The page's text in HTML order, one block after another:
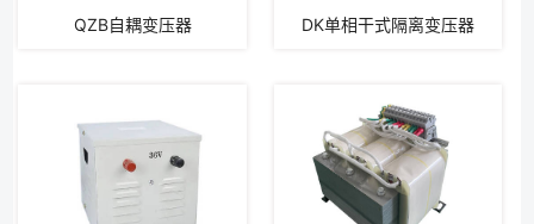
QZB自耦变压器 ​DK单相干式隔离变压器